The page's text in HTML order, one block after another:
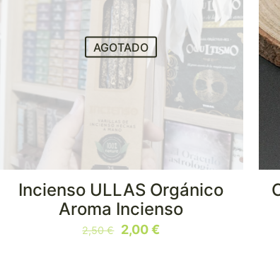
AGOTADO
Incienso ULLAS Orgánico
Aroma Incienso
2,50€
El
2,00€